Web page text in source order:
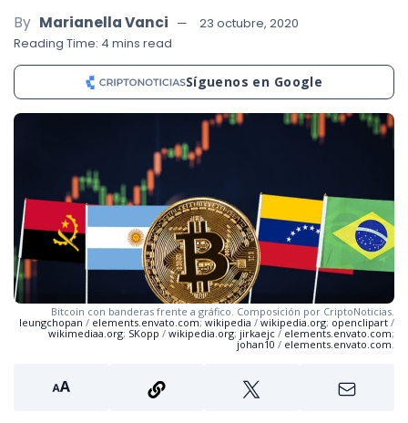
By Marianella Vanci
23 octubre, 2020
Reading Time: 4 mins read
Síguenos en Google
Bitcoin con banderas frente a gráfico. Composición por CriptoNoticias.
leungchopan / elements.envato.com;wikipedia / wikipedia.org; openclipart /
wikimediaa.org; SKopp / wikipedia.org; jirkaejc / elements.envato.com;
johan10 / elements.envato.com